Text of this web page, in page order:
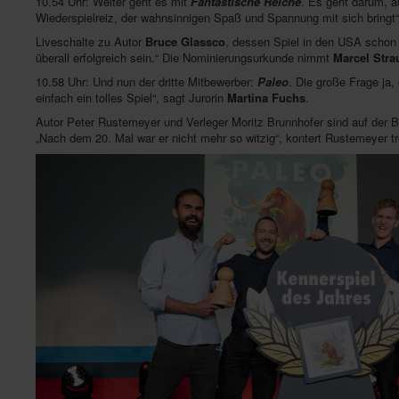
Wiederspielreiz, der wahnsinnigen Spaß und Spannung mit sich
Liveschalte zu Autor Bruce Glassco, dessen Spiel in den USA
überall erfolgreich sein.“ Die Nominierungsurkunde nimmt Marcel
10.58 Uhr: Und nun der dritte Mitbewerber: Paleo. Die große Frage ja,
einfach ein tolles Spiel“, sagt Jurorin Martina Fuchs.
Autor Peter Rustemeyer und Verleger Moritz Brunnhofer sind auf der
„Nach dem 20. Mal war er nicht mehr so witzig“, kontert Rustemeyer